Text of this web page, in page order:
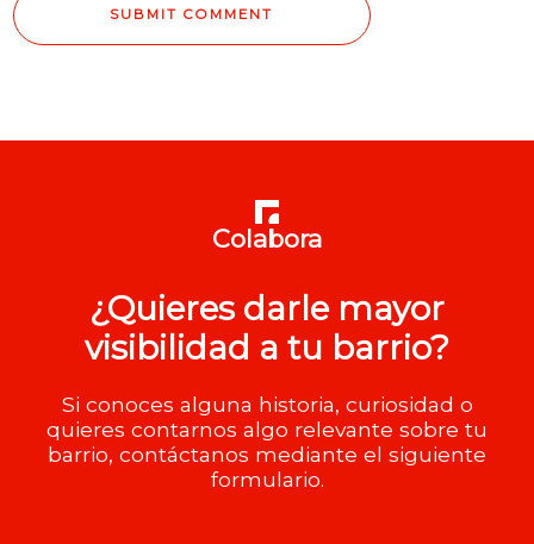
Colabora
¿Quieres darle mayor
visibilidad a tu barrio?
Si conoces alguna historia, curiosidad o
quieres contarnos algo relevante sobre tu
barrio, contáctanos mediante el siguiente
formulario.